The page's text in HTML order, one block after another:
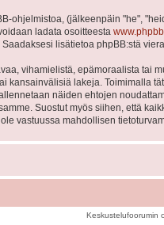
ohjelmistoa, (jälkeenpäin "he",
ladata osoitteesta
lisätietoa phpBB:stä
vihamielistä, epämoraalista tai
kansainvälisiä lakeja. Toimimalla
näiden ehtojen
Suostut myös siihen, että
vastuussa mahdollisen
Keskustelufoorumin